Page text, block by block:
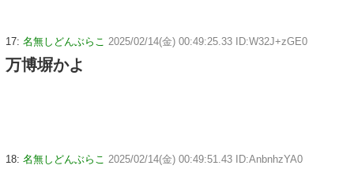
17: 名無しどんぶらこ 2025/02/14(金) 00:49:25.33 ID:W32J+zGE0
万博塀かよ
18: 名無しどんぶらこ 2025/02/14(金) 00:49:51.43 ID:AnbnhzYA0